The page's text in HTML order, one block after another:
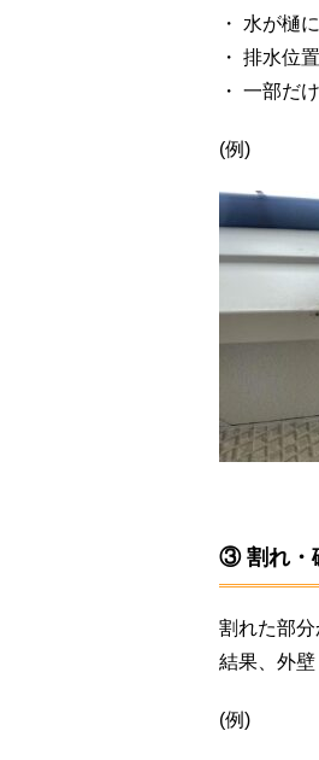
・ 水が樋
・ 排水位
・ 一部だ
(例)
③ 割れ・
割れた部分
結果、外壁
(例)